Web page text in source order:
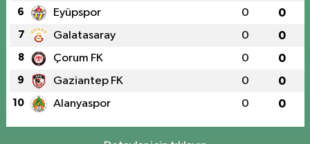
6 Eyüpspor 0 0
7 Galatasaray 0 0
8 Çorum FK 0 0
9 Gaziantep FK 0 0
10 Alanyaspor 0 0